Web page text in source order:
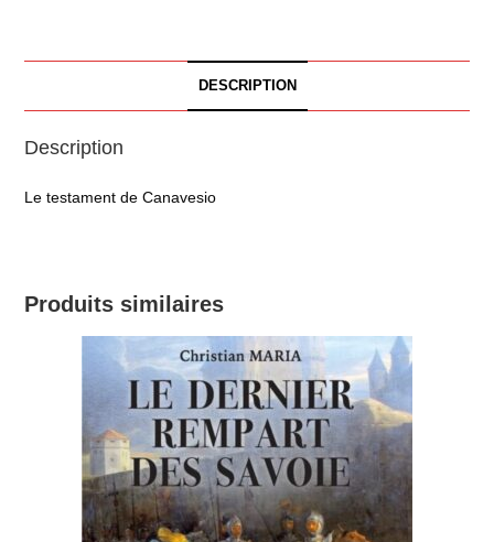
DESCRIPTION
Description
Le testament de Canavesio
Produits similaires